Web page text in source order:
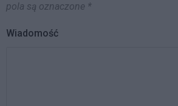
pola są oznaczone *
Wiadomość